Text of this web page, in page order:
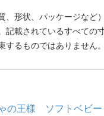
、形状、パッケージなど
記載されているすべての
するものではありません。
の王様 ソフトベビー